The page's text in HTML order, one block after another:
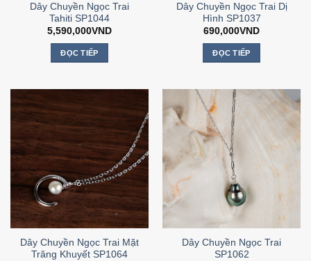
Dây Chuyền Ngọc Trai
Tahiti SP1044
5,590,000VND
ĐỌC TIẾP
Dây Chuyền Ngọc Trai Dị
Hình SP1037
690,000VND
ĐỌC TIẾP
Dây Chuyền Ngọc Trai Mặt
Trăng Khuyết SP1064
Dây Chuyền Ngọc Trai
SP1062